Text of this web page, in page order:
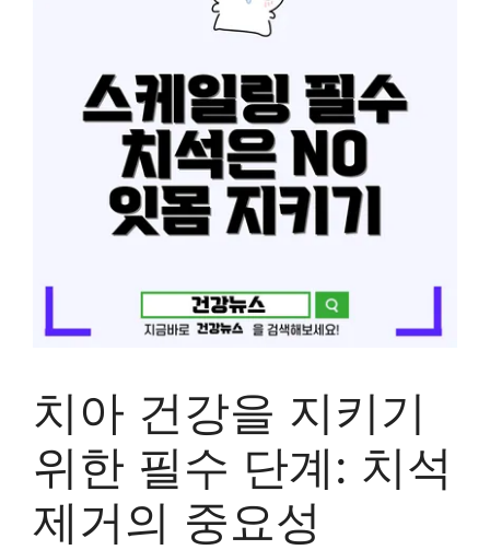
치아 건강을 지키기
위한 필수 단계: 치석
제거의 중요성